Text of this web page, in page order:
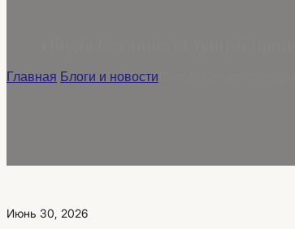
Главная Блоги и новости
Июнь 30, 2026